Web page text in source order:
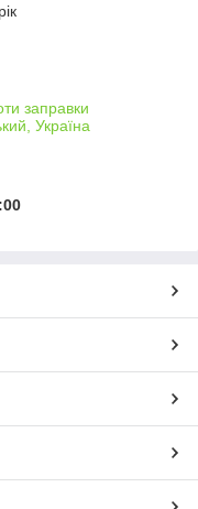
заправки
Україна